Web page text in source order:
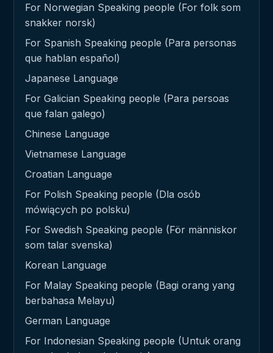
For Norwegian Speaking people (For folk som
snakker norsk)
For Spanish Speaking people (Para personas
que hablan español)
Japanese Language
For Galician Speaking people (Para persoas
que falan galego)
Chinese Language
Vietnamese Language
Croatian Language
For Polish Speaking people (Dla osób
mówiących po polsku)
For Swedish Speaking people (För människor
som talar svenska)
Korean Language
For Malay Speaking people (Bagi orang yang
berbahasa Melayu)
German Language
For Indonesian Speaking people (Untuk orang